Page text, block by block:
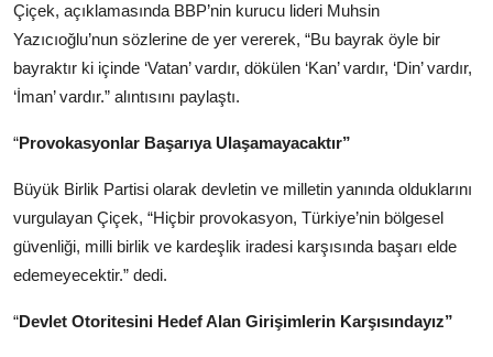
Çiçek, açıklamasında BBP’nin kurucu lideri Muhsin
Yazıcıoğlu’nun sözlerine de yer vererek, “Bu bayrak öyle bir
bayraktır ki içinde ‘Vatan’ vardır, dökülen ‘Kan’ vardır, ‘Din’ vardır,
‘İman’ vardır.” alıntısını paylaştı.
“Provokasyonlar Başarıya Ulaşamayacaktır”
Büyük Birlik Partisi olarak devletin ve milletin yanında olduklarını
vurgulayan Çiçek, “Hiçbir provokasyon, Türkiye’nin bölgesel
güvenliği, milli birlik ve kardeşlik iradesi karşısında başarı elde
edemeyecektir.” dedi.
“Devlet Otoritesini Hedef Alan Girişimlerin Karşısındayız”